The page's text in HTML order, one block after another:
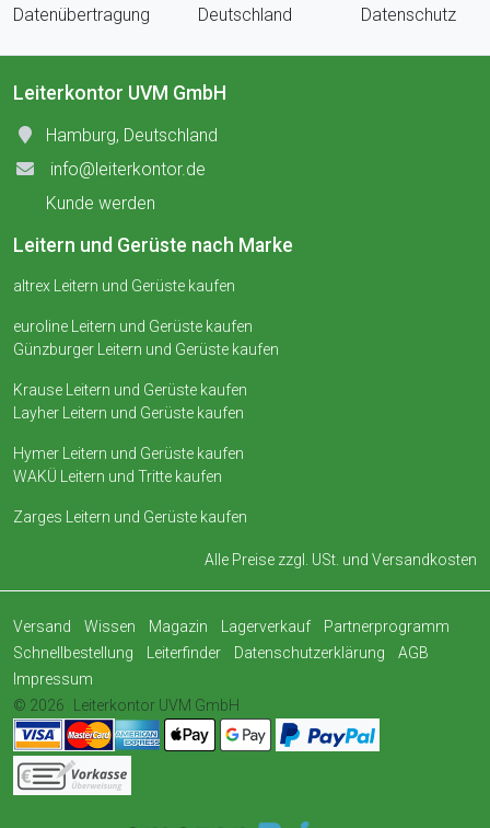
Datenübertragung
Deutschland
Datenschutz
Leiterkontor UVM GmbH
Hamburg, Deutschland
info@leiterkontor.de
Kunde werden
Leitern und Gerüste nach Marke
altrex Leitern und Gerüste kaufen
euroline Leitern und Gerüste kaufen
Günzburger Leitern und Gerüste kaufen
Krause Leitern und Gerüste kaufen
Layher Leitern und Gerüste kaufen
Hymer Leitern und Gerüste kaufen
WAKÜ Leitern und Tritte kaufen
Zarges Leitern und Gerüste kaufen
Alle Preise zzgl. USt. und Versandkosten
Versand Wissen Magazin Lagerverkauf
Partnerprogramm
Schnellbestellung
Leiterfinder Datenschutzerklärung
AGB
Impressum
© 2026
Leiterkontor UVM GmbH